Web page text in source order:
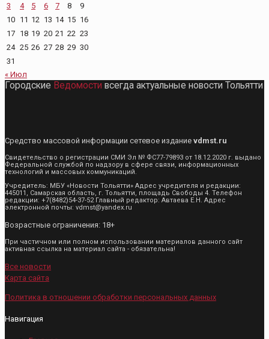
3
4 5 6 7 8
9
10 11 12 13 14 15 16
17 18 19 20 21 22 23
24 25 26 27 28 29 30
31
« Июл
Городские Ведомости всегда актуальные новости Тольятти
Средство массовой информации сетевое издание vdmst.ru
Свидетельство о регистрации СМИ Эл № ФС77-79893 от 18.12.2020 г. выдано
Федеральной службой по надзору в сфере связи, информационных
технологий и массовых коммуникаций.
Учредитель: МБУ «Новости Тольятти» Адрес учредителя и редакции:
445011, Самарская область, г. Тольятти, площадь Свободы 4. Телефон
редакции: +7(8482)54-37-52 Главный редактор: Автаева Е.Н. Адрес
электронной почты: vdmst@yandex.ru
Возрастные ограничения: 18+
При частичном или полном использовании материалов данного сайт
активная ссылка на материал сайта - обязательна!
Все новости
Карта сайта
Политика в отношении обработки персональных данных
Навигация